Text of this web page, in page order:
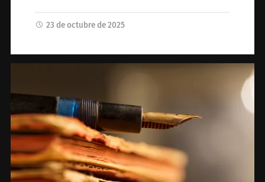
23 de octubre de 2025